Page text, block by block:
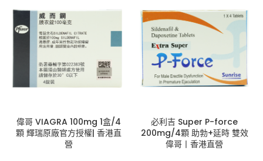
偉哥 VIAGRA 100mg 1盒/4
顆 輝瑞原廠官方授權| 香港直
營
必利吉 Super P-force
200mg/4顆 助勃+延時 雙效
偉哥丨香港直營